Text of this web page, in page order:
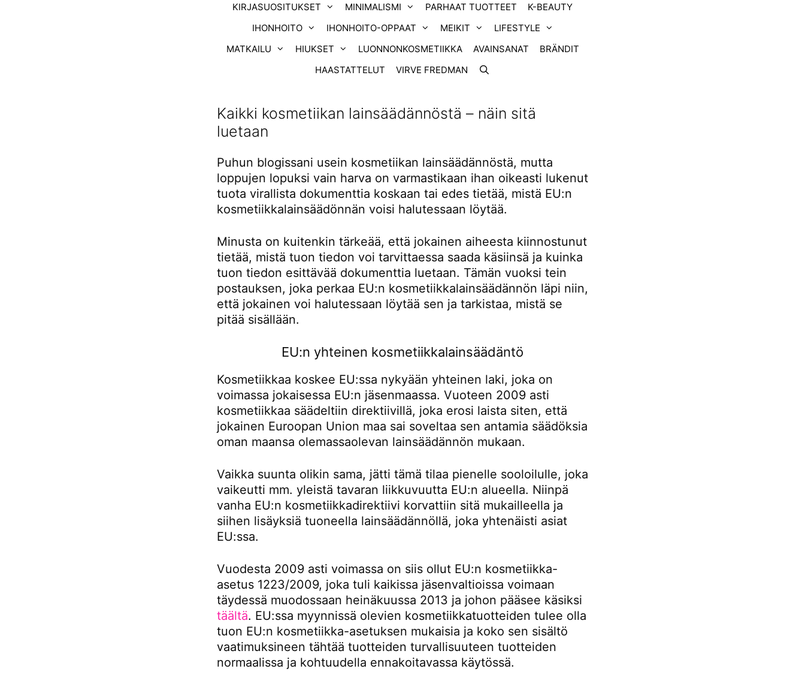
KIRJASUOSITUKSET MINIMALISMI PARHAAT TUOTTEET
K-BEAUTY
IHONHOITO
IHONHOITO-OPPAAT MEIKIT
LIFESTYLE
MATKAILU
HIUKSET LUONNONKOSMETIIKKA AVAINSANAT
BRÄNDIT
HAASTATTELUT
VIRVE FREDMAN
Kaikki kosmetiikan lainsäädännöstä – näin sitä
luetaan
Puhun blogissani usein kosmetiikan lainsäädännöstä, mutta
loppujen lopuksi vain harva on varmastikaan ihan oikeasti lukenut
tuota virallista dokumenttia koskaan tai edes tietää, mistä EU:n
kosmetiikkalainsäädönnän voisi halutessaan löytää.
Minusta on kuitenkin tärkeää, että jokainen aiheesta kiinnostunut
tietää, mistä tuon tiedon voi tarvittaessa saada käsiinsä ja kuinka
tuon tiedon esittävää dokumenttia luetaan. Tämän vuoksi tein
postauksen, joka perkaa EU:n kosmetiikkalainsäädännön läpi niin,
että jokainen voi halutessaan löytää sen ja tarkistaa, mistä se
pitää sisällään.
EU:n yhteinen kosmetiikkalainsäädäntö
Kosmetiikkaa koskee EU:ssa nykyään yhteinen laki, joka on
voimassa jokaisessa EU:n jäsenmaassa. Vuoteen 2009 asti
kosmetiikkaa säädeltiin direktiivillä, joka erosi laista siten, että
jokainen Euroopan Union maa sai soveltaa sen antamia säädöksia
oman maansa olemassaolevan lainsäädännön mukaan.
Vaikka suunta olikin sama, jätti tämä tilaa pienelle sooloilulle, joka
vaikeutti mm. yleistä tavaran liikkuvuutta EU:n alueella. Niinpä
vanha EU:n kosmetiikkadirektiivi korvattiin sitä mukailleella ja
siihen lisäyksiä tuoneella lainsäädännöllä, joka yhtenäisti asiat
EU:ssa.
Vuodesta 2009 asti voimassa on siis ollut EU:n kosmetiikka-
asetus 1223/2009, joka tuli kaikissa jäsenvaltioissa voimaan
täydessä muodossaan heinäkuussa 2013 ja johon pääsee käsiksi
täältä. EU:ssa myynnissä olevien kosmetiikkatuotteiden tulee olla
tuon EU:n kosmetiikka-asetuksen mukaisia ja koko sen sisältö
vaatimuksineen tähtää tuotteiden turvallisuuteen tuotteiden
normaalissa ja kohtuudella ennakoitavassa käytössä.